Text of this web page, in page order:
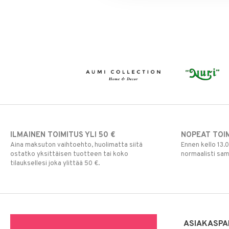
ILMAINEN TOIMITUS YLI 50 €
Aina maksuton vaihtoehto, huolimatta siitä
ostatko yksittäisen tuotteen tai koko
tilauksellesi joka ylittää 50 €.
NOPEAT
Ennen kello
normaalisti